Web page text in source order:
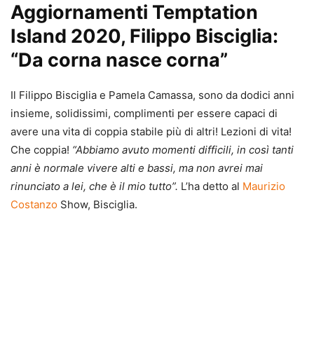
Aggiornamenti Temptation
Island 2020, Filippo Bisciglia:
“Da corna nasce corna”
Il Filippo Bisciglia e Pamela Camassa, sono da dodici anni
insieme, solidissimi, complimenti per essere capaci di
avere una vita di coppia stabile più di altri! Lezioni di vita!
Che coppia! “Abbiamo avuto momenti difficili, in così tanti
anni è normale vivere alti e bassi, ma non avrei mai
rinunciato a lei, che è il mio tutto”. L’ha detto al Maurizio
Costanzo Show, Bisciglia.